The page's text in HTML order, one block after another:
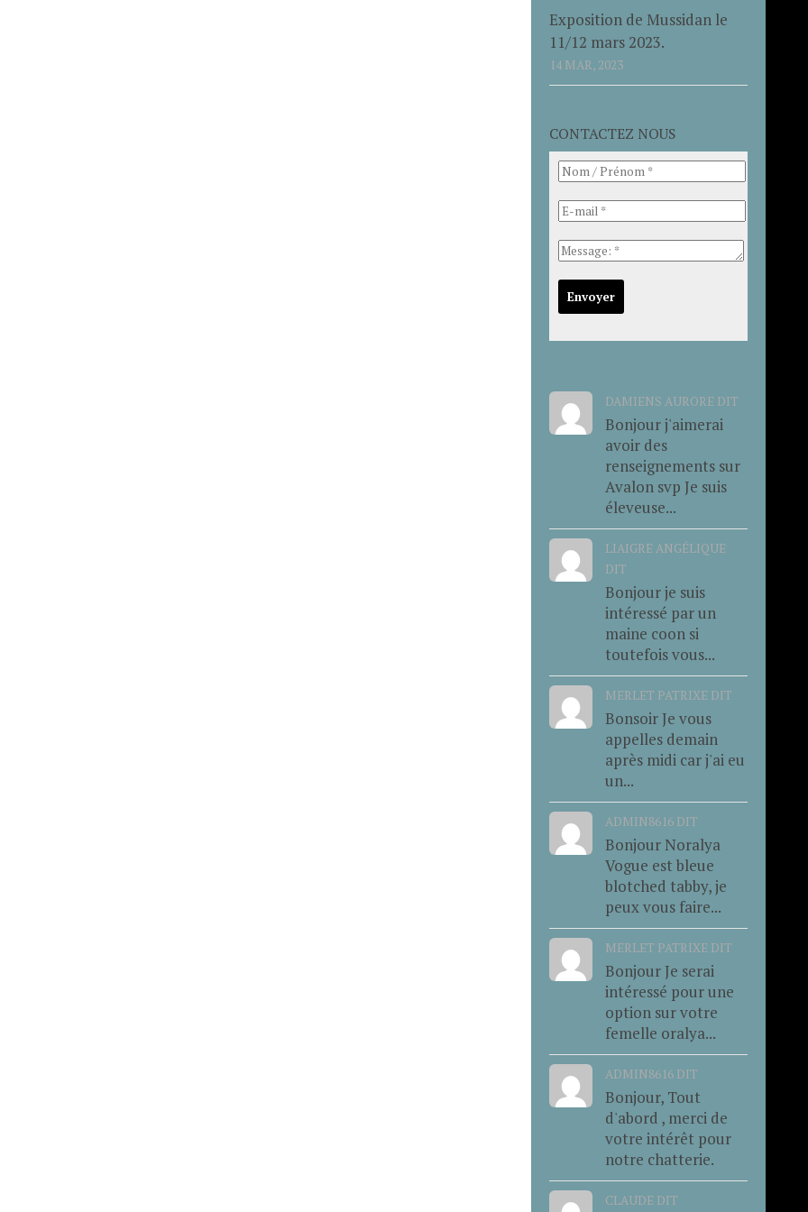
Exposition de Mussidan le
11/12 mars 2023.
14 MAR, 2023
CONTACTEZ NOUS
DAMIENS AURORE DIT
Bonjour j'aimerai
avoir des
renseignements sur
Avalon svp Je suis
éleveuse...
LIAIGRE ANGÉLIQUE
DIT
Bonjour je suis
intéressé par un
maine coon si
toutefois vous...
MERLET PATRIXE DIT
Bonsoir Je vous
appelles demain
après midi car j'ai eu
un...
ADMIN8616 DIT
Bonjour Noralya
Vogue est bleue
blotched tabby, je
peux vous faire...
MERLET PATRIXE DIT
Bonjour Je serai
intéressé pour une
option sur votre
femelle oralya...
ADMIN8616 DIT
Bonjour, Tout
d'abord , merci de
votre intérêt pour
notre chatterie.
CLAUDE DIT